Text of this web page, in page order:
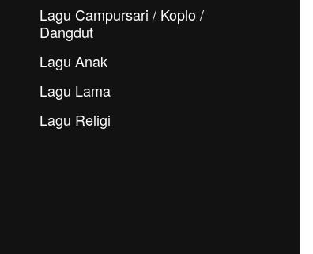
Lagu Campursari / Koplo /
Dangdut
Lagu Anak
Lagu Lama
Lagu Religi